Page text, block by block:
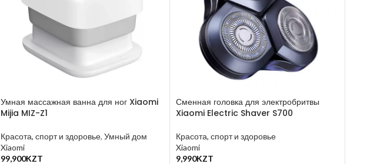
Умная массажная ванна для ног Xiaomi
Mijia MIZ-Z1
Красота, спорт и здоровье, Умный дом
Xiaomi
99,900KZT
Сменная головка для электробритвы
Xiaomi Electric Shaver S700
Красота, спорт и здоровье
Xiaomi
9,990KZT